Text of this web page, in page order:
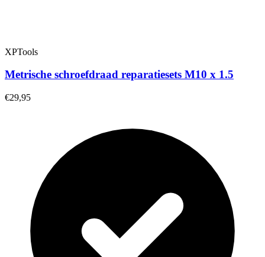
XPTools
Metrische schroefdraad reparatiesets M10 x 1.5
€29,95